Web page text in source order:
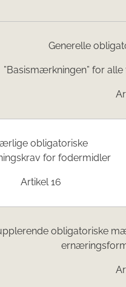
Generelle
”Basismærkningen” for
obligatoriske
for fodermidler
Artikel 16
obligatoriske